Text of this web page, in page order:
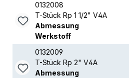
0132008
T-Stück Rp 1 1/2" V4A
Abmessung
Werkstoff
0132009
T-Stück Rp 2" V4A
Abmessung